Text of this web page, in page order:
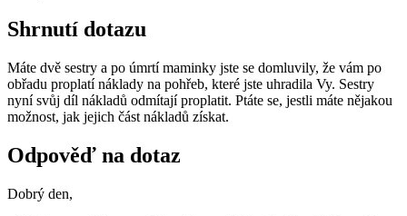
Shrnutí dotazu
Máte dvě sestry a po úmrtí maminky jste se domluvily, že vám po
obřadu proplatí náklady na pohřeb, které jste uhradila Vy. Sestry
nyní svůj díl nákladů odmítají proplatit. Ptáte se, jestli máte nějakou
možnost, jak jejich část nákladů získat.
Odpověď na dotaz
Dobrý den,